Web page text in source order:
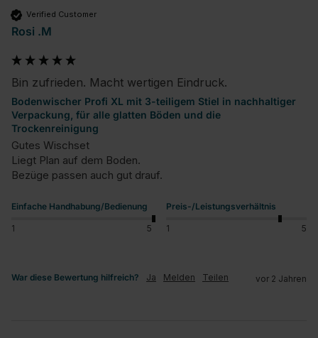
Verified Customer
Rosi .M
Bin zufrieden. Macht wertigen Eindruck.
Bodenwischer Profi XL mit 3-teiligem Stiel in nachhaltiger
Verpackung, für alle glatten Böden und die
Trockenreinigung
Gutes Wischset
Liegt Plan auf dem Boden.
Bezüge passen auch gut drauf.
Einfache Handhabung/Bedienung
1 5
Preis-/Leistungsverhältnis
1 5
War diese Bewertung hilfreich? Ja Melden Teilen vor 2 Jahren